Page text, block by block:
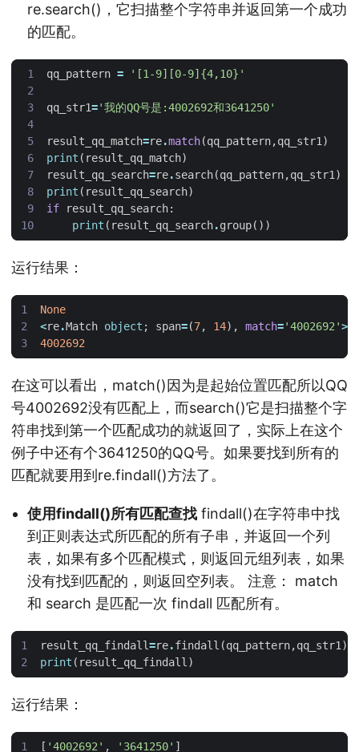
re.search()，它扫描整个字符串并返回第一个成功
的匹配。
qq_pattern = '[1-9][0-9]{4,10}'
qq_str1='我的QQ号是:4002692和3641250'
result_qq_match=re.match(qq_pattern,qq_str1 )
print ( result_qq_match)
result_qq_search=re.search(qq_pattern,qq_str1 )
print ( result_qq_search)
if
result_qq_search:
print ( result_qq_search.group())
运行结果：
None
<re.Match object ; span=(7, 14), match='4002692'>
4002692
在这可以看出，match()因为是起始位置匹配所以QQ
号4002692没有匹配上，而search()它是扫描整个字
符串找到第一个匹配成功的就返回了，实际上在这个
例子中还有个3641250的QQ号。如果要找到所有的
匹配就要用到re.findall()方法了。
使用findall()所有匹配查找 findall()在字符串中找
到正则表达式所匹配的所有子串，并返回一个列
表，如果有多个匹配模式，则返回元组列表，如果
没有找到匹配的，则返回空列表。 注意： match
和 search 是匹配一次 findall 匹配所有。
result_qq_findall=re.findall (qq_pattern,qq_str1 )
print ( result_qq_findall )
运行结果：
[ '4002692' , '3641250' ]